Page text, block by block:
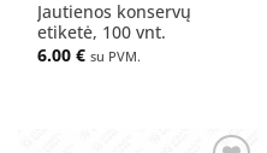
Jautienos konservų
etiketė, 100 vnt.
6.00€ su PVM.